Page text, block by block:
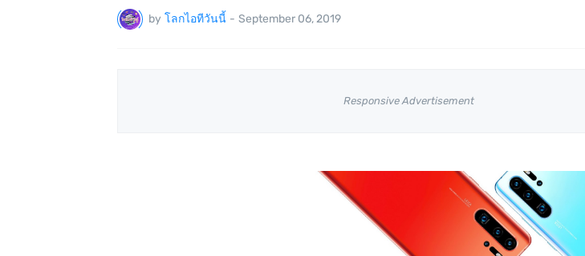
by โลกไอทีวันนี้ - September 06, 2019
Responsive Advertisement